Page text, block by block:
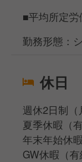
■平均所定
勤務形態：
休日
週休2日制（
夏季休暇（
年末年始休
GW休暇（有